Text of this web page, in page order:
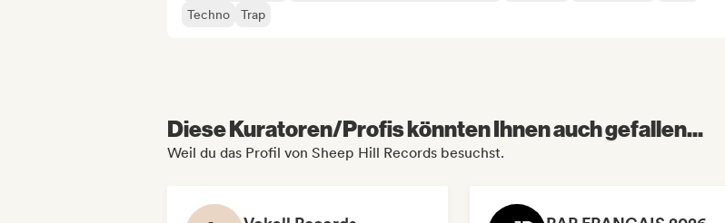
Techno
Trap
Diese Kuratoren/Profis könnten Ihnen auch gefallen...
Weil du das Profil von Sheep Hill Records besuchst.